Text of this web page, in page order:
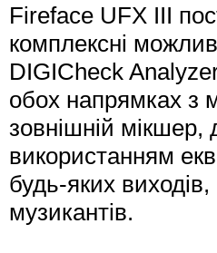
Fireface UFX III
комплексні
DIGICheck
обох напрямках з
зовнішній мікшер,
використанням
будь-яких
музикантів.